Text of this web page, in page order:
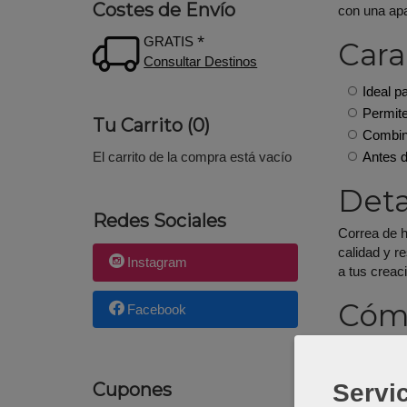
Costes de Envío
GRATIS *
Consultar Destinos
Tu Carrito (0)
El carrito de la compra está vacío
Redes Sociales
Instagram
Facebook
Cupones
con una
Ideal
Antes
Correa de
calidad y
a tus